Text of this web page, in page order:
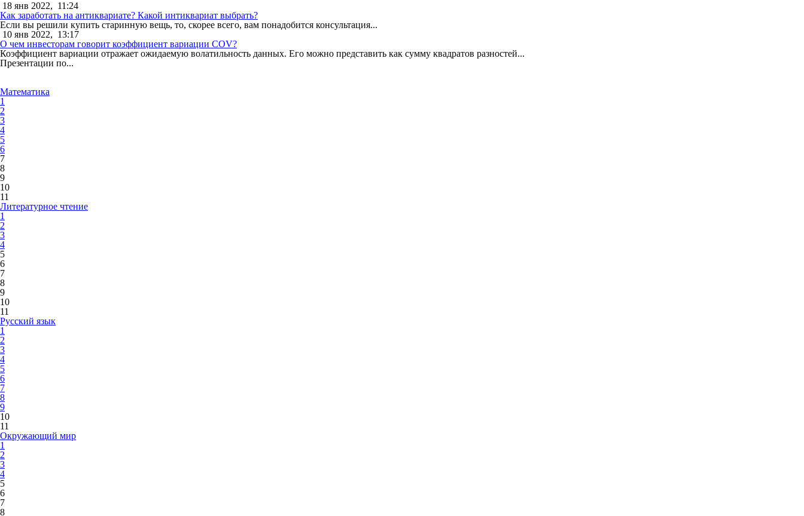
18 янв 2022, 11:24
Как заработать на антиквариате? Какой интиквариат выбрать?
Если вы решили купить старинную вещь, то, скорее всего, вам понадобится консультация...
10 янв 2022, 13:17
О чем инвесторам говорит коэффициент вариации COV?
Коэффициент вариации отражает ожидаемую волатильность данных. Его можно представить как сумму квадратов разностей...
Презентации по...
Математика
1
2
3
4
5
6
7
8
9
10
11
Литературное чтение
1
2
3
4
5
6
7
8
9
10
11
Русский язык
1
2
3
4
5
6
7
8
9
10
11
Окружающий мир
1
2
3
4
5
6
7
8